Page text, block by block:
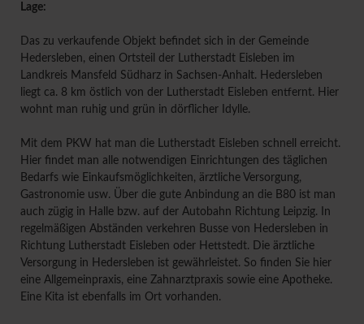
Lage:
Das zu verkaufende Objekt befindet sich in der Gemeinde
Hedersleben, einen Ortsteil der Lutherstadt Eisleben im
Landkreis Mansfeld Südharz in Sachsen-Anhalt. Hedersleben
liegt ca. 8 km östlich von der Lutherstadt Eisleben entfernt. Hier
wohnt man ruhig und grün in dörflicher Idylle.
Mit dem PKW hat man die Lutherstadt Eisleben schnell erreicht.
Hier findet man alle notwendigen Einrichtungen des täglichen
Bedarfs wie Einkaufsmöglichkeiten, ärztliche Versorgung,
Gastronomie usw. Über die gute Anbindung an die B80 ist man
auch zügig in Halle bzw. auf der Autobahn Richtung Leipzig. In
regelmäßigen Abständen verkehren Busse von Hedersleben in
Richtung Lutherstadt Eisleben oder Hettstedt. Die ärztliche
Versorgung in Hedersleben ist gewährleistet. So finden Sie hier
eine Allgemeinpraxis, eine Zahnarztpraxis sowie eine Apotheke.
Eine Kita ist ebenfalls im Ort vorhanden.